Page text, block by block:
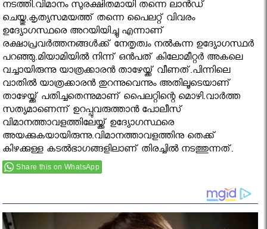
നടത്തി.വിമാനം സുരക്ഷിതമായി തന്നെ ലാന്‍ഡ്
ചെയ്തു.കൃത്യസമയത്ത് തന്നെ പൈലറ്റ് വിവരം
ഉദ്യോഗസ്ഥരെ അറയിയിച്ചു എന്നാണ്
രക്ഷാപ്രവര്‍ത്തനങ്ങള്‍ക്ക് നേതൃത്വം നല്‍കുന്ന ഉദ്യോഗസ്ഥര്‍
പറഞ്ഞു.മിയാമിയില്‍ നിന്ന് ഒന്‍പത് കിലോമീറ്റര്‍ അകലെ
വച്ചായിരുന്നു യാത്രക്കാരന്‍ താഴേയ്ക്ക് വീണത്.പിന്നിലെ
വാതില്‍ യാത്രക്കാരന്‍ തുറന്നുവെന്നും അതിലൂടെയാണ്
താഴേയ്ക്ക് പതിച്ചതെന്നുമാണ് പൈലറ്റിന്റെ മൊഴി.വാര്‍ത്ത
സത്യമാണെന്ന് ഉറപ്പുവരുത്താന്‍ പോലീസ്
വിമാനത്താവളത്തിലേയ്ക്ക് ഉദ്യോഗസ്ഥരെ
അയക്കുകയായിരുന്നു.വിമാനത്താവളത്തിനു തെക്ക്
കിഴക്കുള്ള കടല്‍ഭാഗങ്ങളിലാണ് തിരച്ചില്‍ നടത്തുന്നത്.
Share this on WhatsApp